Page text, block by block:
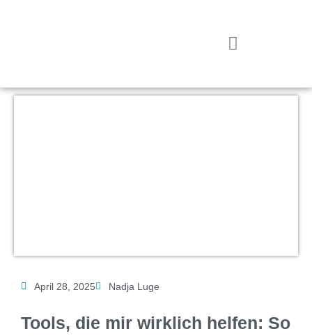
April 28, 2025 Nadja Luge
Tools, die mir wirklich helfen: So